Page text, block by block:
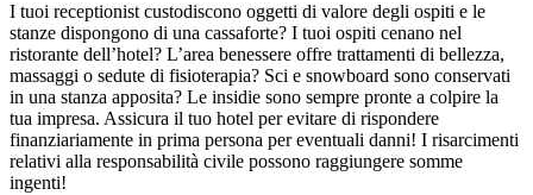
I tuoi receptionist custodiscono oggetti di valore degli ospiti e le
stanze dispongono di una cassaforte? I tuoi ospiti cenano nel
ristorante dell’hotel? L’area benessere offre trattamenti di bellezza,
massaggi o sedute di fisioterapia? Sci e snowboard sono conservati
in una stanza apposita? Le insidie sono sempre pronte a colpire la
tua impresa. Assicura il tuo hotel per evitare di rispondere
finanziariamente in prima persona per eventuali danni! I risarcimenti
relativi alla responsabilità civile possono raggiungere somme
ingenti!